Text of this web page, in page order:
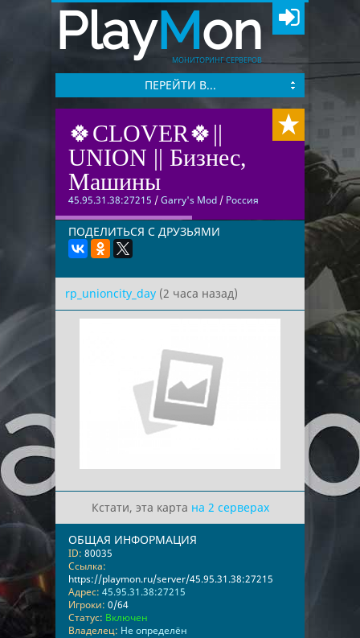
PlayMon
МОНИТОРИНГ СЕРВЕРОВ
ПЕРЕЙТИ В...
🍀CLOVER🍀||
UNION || Бизнес,
Машины
45.95.31.38:27215 /Garry's Mod / Россия
ПОДЕЛИТЬСЯ С ДРУЗЬЯМИ
rp_unioncity_day (2 часа назад)
Кстати, эта карта на 2 серверах
ОБЩАЯ ИНФОРМАЦИЯ
ID: 80035
Ссылка:
https://playmon.ru/server/45.95.31.38:27215
Адрес: 45.95.31.38:27215
Игроки: 0/64
Статус: Включен
Владелец: Не определён